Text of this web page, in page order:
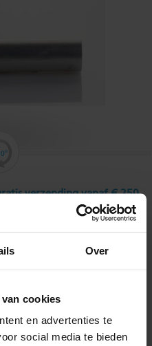
Over
cookies
en advertenties te
social media te bieden
verzending vanaf € 250
x 2,5 mm
1/2